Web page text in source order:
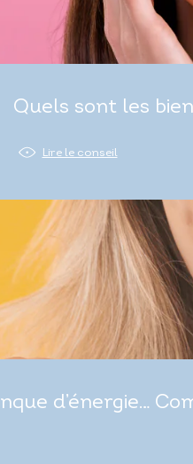
Quels sont les
Lire le conseil
d’énergie…